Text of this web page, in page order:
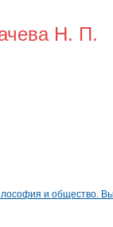
Н. П.
и общество.